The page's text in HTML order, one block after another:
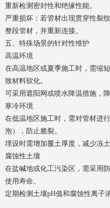
重新检测密封性和绝缘性能。
严重损坏：若管材出现贯穿性裂
整段管材，并重新连接。
五、特殊场景的针对性维护
高温环境
在高温地区或夏季施工时，需缩
致材料软化。
可采用遮阳网或喷水降温措施，
寒冷环境
在低温地区施工时，需对管材进
泡），防止脆裂。
埋设时需增加覆土厚度，减少冻
腐蚀性土壤
在盐碱地或化工污染区，需采用
使用寿命。
定期检测土壤pH值和腐蚀性离子